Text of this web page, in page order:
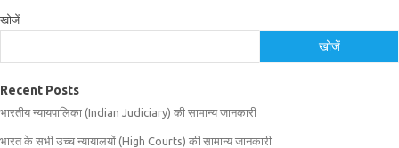
खोजें
खोजें
Recent Posts
भारतीय न्यायपालिका (Indian Judiciary) की सामान्य जानकारी
भारत के सभी उच्च न्यायालयों (High Courts) की सामान्य जानकारी